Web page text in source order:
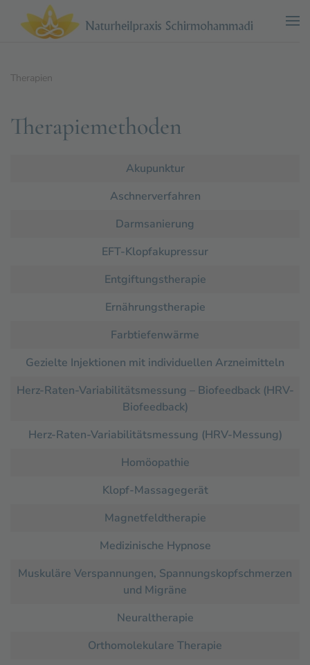
Zum Hauptinhalt springen
Therapien
Therapiemethoden
Akupunktur
Aschnerverfahren
Darmsanierung
EFT-Klopfakupressur
Entgiftungstherapie
Ernährungstherapie
Farbtiefenwärme
Gezielte Injektionen mit individuellen Arzneimitteln
Herz-Raten-Variabilitätsmessung – Biofeedback (HRV-
Biofeedback)
Herz-Raten-Variabilitätsmessung (HRV-Messung)
Homöopathie
Klopf-Massagegerät
Magnetfeldtherapie
Medizinische Hypnose
Muskuläre Verspannungen, Spannungskopfschmerzen
und Migräne
Neuraltherapie
Orthomolekulare Therapie